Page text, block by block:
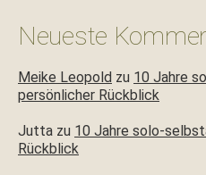
Neueste
Meike Leopold zu 10 Jahre
persönlicher Rückblick
Jutta zu 10 Jahre solo-
Rückblick